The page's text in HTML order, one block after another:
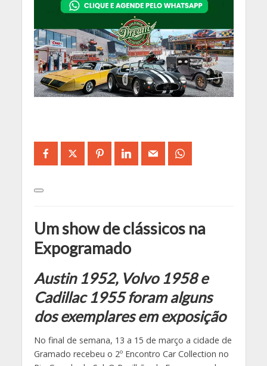
Um show de clássicos na
Expogramado
Austin 1952, Volvo 1958 e
Cadillac 1955 foram alguns
dos exemplares em exposição
No final de semana, 13 a 15 de março a cidade de
Gramado recebeu o 2º Encontro Car Collection no